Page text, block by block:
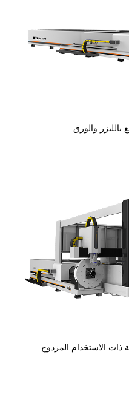
بالليزر والورق
ذات الاستخدام المزدوج